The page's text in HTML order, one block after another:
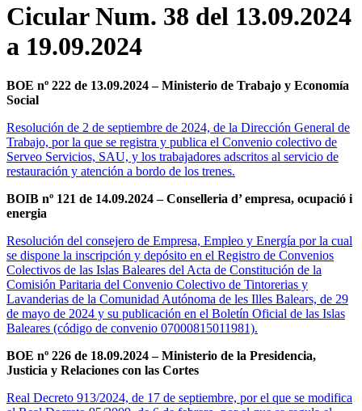
Cicular Num. 38 del 13.09.2024
a 19.09.2024
BOE nº 222 de 13.09.2024 – Ministerio de Trabajo y Economía
Social
Resolución de 2 de septiembre de 2024, de la Dirección General de
Trabajo, por la que se registra y publica el Convenio colectivo de
Serveo Servicios, SAU, y los trabajadores adscritos al servicio de
restauración y atención a bordo de los trenes.
BOIB nº 121 de 14.09.2024 – Conselleria d’ empresa, ocupació i
energia
Resolución del consejero de Empresa, Empleo y Energía por la cual
se dispone la inscripción y depósito en el Registro de Convenios
Colectivos de las Islas Baleares del Acta de Constitución de la
Comisión Paritaria del Convenio Colectivo de Tintorerias y
Lavanderias de la Comunidad Autónoma de les Illes Balears, de 29
de mayo de 2024 y su publicación en el Boletín Oficial de las Islas
Baleares (código de convenio 07000815011981).
BOE nº 226 de 18.09.2024 – Ministerio de la Presidencia,
Justicia y Relaciones con las Cortes
Real Decreto 913/2024, de 17 de septiembre, por el que se modifica